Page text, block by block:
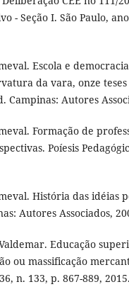
- Seção I. São Paulo,
Escola e
da vara, onze
Campinas: Autores
Formação de
Poíesis
História das idéias
Autores Associados,
Valdemar. Educação
ou massificação
n. 133, p. 867-889, 2015.